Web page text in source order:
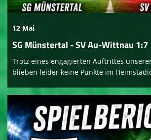
12 Mai
SG Münstertal - SV Au-Wittnau 1:7
Trotz eines engagierten Auftrittes
blieben leider keine Punkte im